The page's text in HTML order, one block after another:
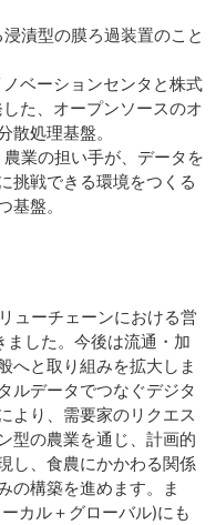
漬型の膜ろ過装置のこと
ベーションセンタと株式
た、オープンソースのオ
散処理基盤。
業の担い手が、データを
挑戦できる環境をつくる
基盤。
ューチェーンにおける営
した。今後は流通・加
へと取り組みを拡大しま
ルデータでつなぐデジタ
より、需要家のリクエス
型の農業を通じ、計画的
し、食農にかかわる関係
の構築を進めます。ま
カル＋グローバル)にも